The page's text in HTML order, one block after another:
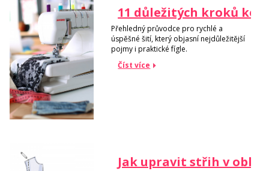
11 důležitých kroků ke
Přehledný průvodce pro rychlé a
úspěšné šití, který objasní nejdůležitější
pojmy i praktické fígle.
Číst více
Jak upravit střih v